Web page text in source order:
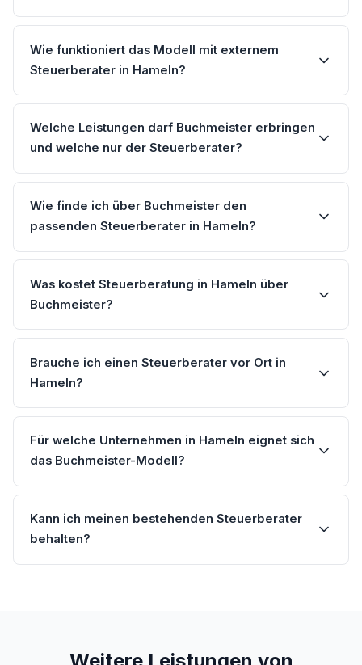
Wie funktioniert das Modell mit externem
Steuerberater in Hameln?
Welche Leistungen darf Buchmeister erbringen
und welche nur der Steuerberater?
Wie finde ich über Buchmeister den
passenden Steuerberater in Hameln?
Was kostet Steuerberatung in Hameln über
Buchmeister?
Brauche ich einen Steuerberater vor Ort in
Hameln?
Für welche Unternehmen in Hameln eignet sich
das Buchmeister-Modell?
Kann ich meinen bestehenden Steuerberater
behalten?